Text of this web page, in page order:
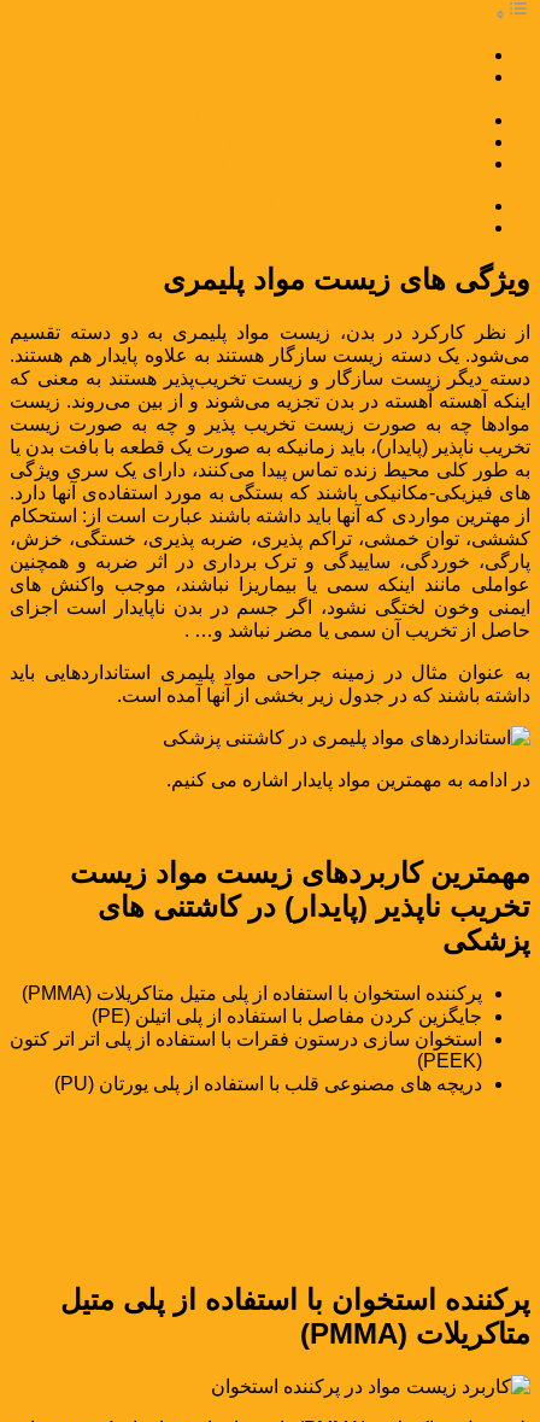
ویژگی های زیست مواد پلیمری
از نظر کارکرد در بدن، زیست مواد پلیمری به دو دسته تقسیم
می‌شود. یک دسته زیست سازگار هستند به علاوه پایدار هم هستند.
دسته دیگر زیست سازگار و زیست تخریب‌پذیر هستند به معنی که
اینکه آهسته آهسته در بدن تجزیه می‌شوند و از بین می‌روند. زیست
موادها چه به صورت زیست تخریب پذیر و چه به صورت زیست
تخریب ناپذیر (پایدار)، باید زمانیکه به صورت یک قطعه با بافت بدن یا
به طور کلی محیط زنده تماس پیدا می‌کنند، دارای یک سری ویژگی
های فیزیکی-مکانیکی باشند که بستگی به مورد استفاده‌ی آنها دارد.
از مهترین مواردی که آنها باید داشته باشند عبارت است از: استحکام
کششی، توان خمشی، تراکم پذیری، ضربه پذیری، خستگی، خزش،
پارگی، خوردگی، ساییدگی و ترک برداری در اثر ضربه و همچنین
عواملی مانند اینکه سمی یا بیماریزا نباشند، موجب واکنش های
ایمنی وخون لختگی نشود، اگر جسم در بدن ناپایدار است اجزای
حاصل از تخریب آن سمی یا مضر نباشد و… .
به عنوان مثال در زمینه جراحی مواد پلیمری استانداردهایی باید
داشته باشند که در جدول زیر بخشی از آنها آمده است.
در ادامه به مهمترین مواد پایدار اشاره می کنیم.
مهمترین کاربردهای زیست مواد زیست
تخریب ناپذیر (پایدار) در کاشتنی های
پزشکی
پرکننده استخوان با استفاده از پلی متیل متاکریلات (PMMA)
جایگزین کردن مفاصل با استفاده از پلی اتیلن (PE)
استخوان سازی درستون فقرات با استفاده از پلی اتر اتر کتون
(PEEK)
دریچه های مصنوعی قلب با استفاده از پلی یورتان (PU)
پرکننده استخوان با استفاده از پلی متیل
متاکریلات (PMMA)